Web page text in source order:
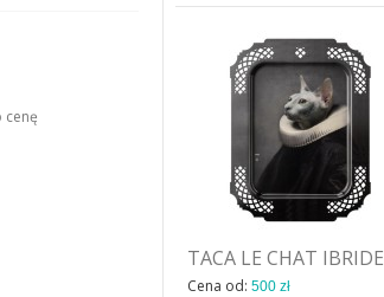
cenę
TACA LE CHAT IBRIDE
Cena od: 500 zł